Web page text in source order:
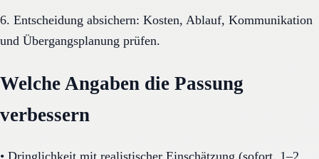
6. Entscheidung absichern: Kosten, Ablauf, Kommunikation
und Übergangsplanung prüfen.
Welche Angaben die Passung
verbessern